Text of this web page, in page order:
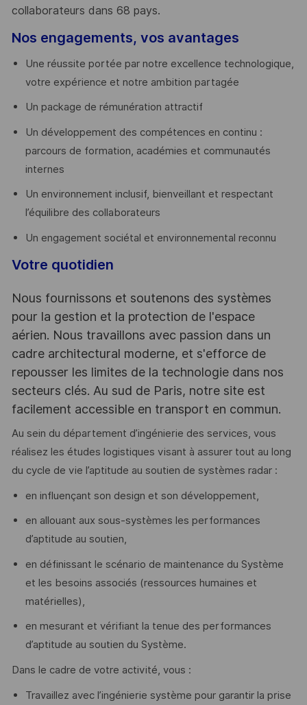
collaborateurs dans 68 pays.
Nos engagements, vos avantages
Une réussite portée par notre excellence technologique,
votre expérience et notre ambition partagée
Un package de rémunération attractif
Un développement des compétences en continu :
parcours de formation, académies et communautés
internes
Un environnement inclusif, bienveillant et respectant
l’équilibre des collaborateurs
Un engagement sociétal et environnemental reconnu
Votre quotidien
Nous fournissons et soutenons des systèmes
pour la gestion et la protection de l'espace
aérien. Nous travaillons avec passion dans un
cadre architectural moderne, et s'efforce de
repousser les limites de la technologie dans nos
secteurs clés. Au sud de Paris, notre site est
facilement accessible en transport en commun.
Au sein du département d’ingénierie des services, vous
réalisez les études logistiques visant à assurer tout au long
du cycle de vie l’aptitude au soutien de systèmes radar :
en influençant son design et son développement,
en allouant aux sous-systèmes les performances
d’aptitude au soutien,
en définissant le scénario de maintenance du Système
et les besoins associés (ressources humaines et
matérielles),
en mesurant et vérifiant la tenue des performances
d’aptitude au soutien du Système.
Dans le cadre de votre activité, vous :
Travaillez avec l’ingénierie système pour garantir la prise